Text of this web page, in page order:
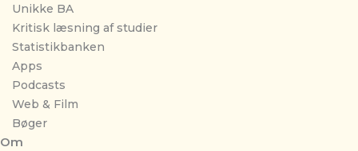
Unikke BA
Kritisk læsning af studier
Statistikbanken
Apps
Podcasts
Web & Film
Bøger
Om